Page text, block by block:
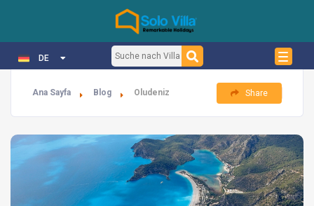
DE
Ana Sayfa Blog Oludeniz Share